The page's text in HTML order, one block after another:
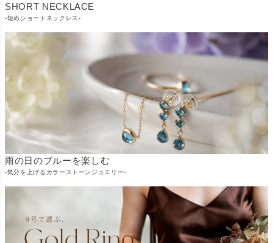
SHORT NECKLACE
-短めショートネックレス-
雨の日のブルーを楽しむ
-気分を上げるカラーストーンジュエリー-